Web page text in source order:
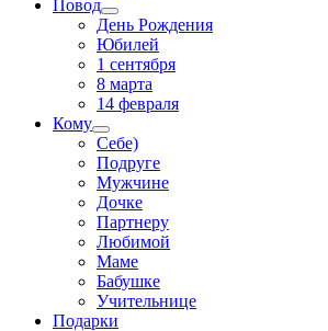
Повод
День Рождения
Юбилей
1 сентября
8 марта
14 февраля
Кому
Себе)
Подруге
Мужчине
Дочке
Партнеру
Любимой
Маме
Бабушке
Учительнице
Подарки